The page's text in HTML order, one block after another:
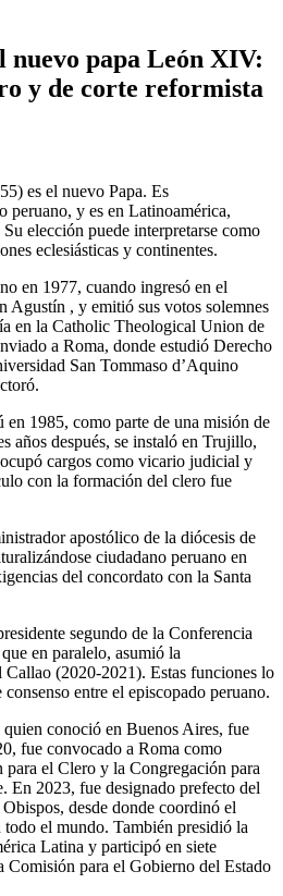
nuevo papa León XIV:
y de corte reformista
es el nuevo Papa. Es
peruano, y es en Latinoamérica,
elección puede interpretarse como
eclesiásticas y continentes.
en 1977, cuando ingresó en el
Agustín , y emitió sus votos solemnes
en la Catholic Theological Union de
a Roma, donde estudió Derecho
San Tommaso d’Aquino
1985, como parte de una misión de
años después, se instaló en Trujillo,
cargos como vicario judicial y
con la formación del clero fue
apostólico de la diócesis de
ciudadano peruano en
del concordato con la Santa
segundo de la Conferencia
en paralelo, asumió la
(2020-2021). Estas funciones lo
entre el episcopado peruano.
conoció en Buenos Aires, fue
fue convocado a Roma como
el Clero y la Congregación para
En 2023, fue designado prefecto del
desde donde coordinó el
el mundo. También presidió la
Latina y participó en siete
Comisión para el Gobierno del Estado